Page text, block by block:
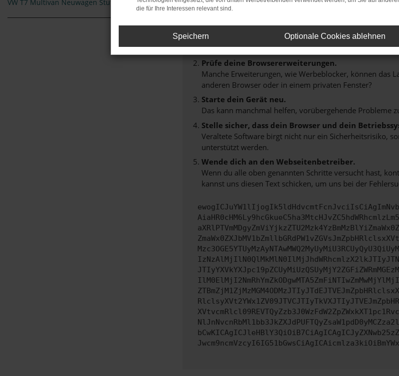
VW T7 Multivan Neuwagen Stuttgart
Beim Laden ist ein Fehler aufgetreten.
Überprüfe deine Firewall und deine
Laden andere Webseiten, zum Beispiel deine
Prüfe deine Browsererweiterungen.
Manche Erweiterungen, wie Werbeblocker, können das
anderen Browser oder in einem privaten Fenster?
Starte dein Gerät neu.
Das kann manchmal helfen, vorübergehende Probleme
Stelle sicher, dass dein Browser und dein
Veraltete Software birgt nicht nur ein Sicherheitsrisiko,
unterstützt werden.
Wende dich an den Webseitenbetreiber.
Wenn du alle oben genannten Schritte versucht hast,
kannst uns diesen Text schicken, um uns bei der
die für Ihre Interessen relevant sind.
Speichern Optionale Cookies ablehnen